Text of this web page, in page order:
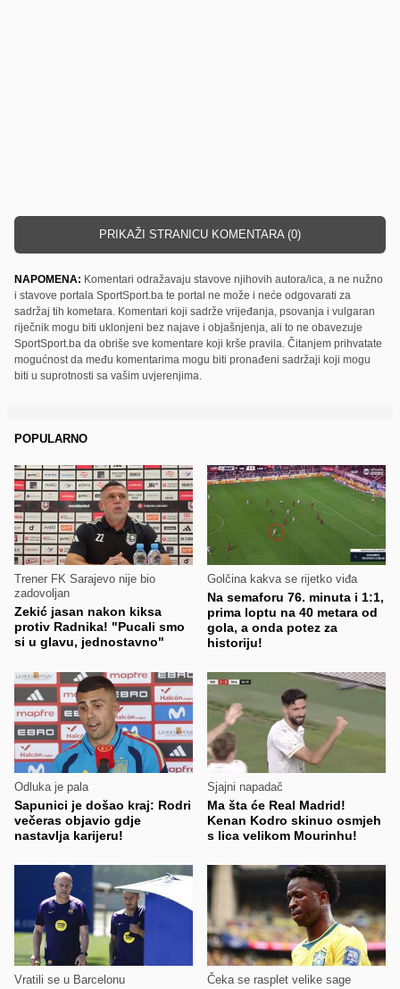
PRIKAŽI STRANICU KOMENTARA (0)
NAPOMENA: Komentari odražavaju stavove njihovih autora/ica, a ne nužno
i stavove portala SportSport.ba te portal ne može i neće odgovarati za
sadržaj tih kometara. Komentari koji sadrže vrijeđanja, psovanja i vulgaran
riječnik mogu biti uklonjeni bez najave i objašnjenja, ali to ne obavezuje
SportSport.ba da obriše sve komentare koji krše pravila. Čitanjem prihvatate
mogućnost da među komentarima mogu biti pronađeni sadržaji koji mogu
biti u suprotnosti sa vašim uvjerenjima.
POPULARNO
Trener FK Sarajevo nije bio
zadovoljan
Zekić jasan nakon kiksa
protiv Radnika! "Pucali smo
si u glavu, jednostavno"
Golčina kakva se rijetko viđa
Na semaforu 76. minuta i 1:1,
prima loptu na 40 metara od
gola, a onda potez za
historiju!
Odluka je pala
Sapunici je došao kraj: Rodri
večeras objavio gdje
nastavlja karijeru!
Sjajni napadač
Ma šta će Real Madrid!
Kenan Kodro skinuo osmjeh
s lica velikom Mourinhu!
Vratili se u Barcelonu Čeka se rasplet velike sage